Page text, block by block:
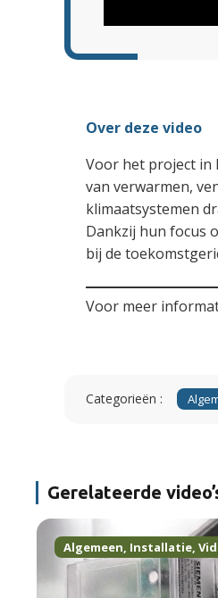
Over deze video
Voor het project in
van verwarmen,
klimaatsystemen
Dankzij hun focus
bij de
Voor meer
Categorieën :
Gerelateerde
Algemeen, Installatie,